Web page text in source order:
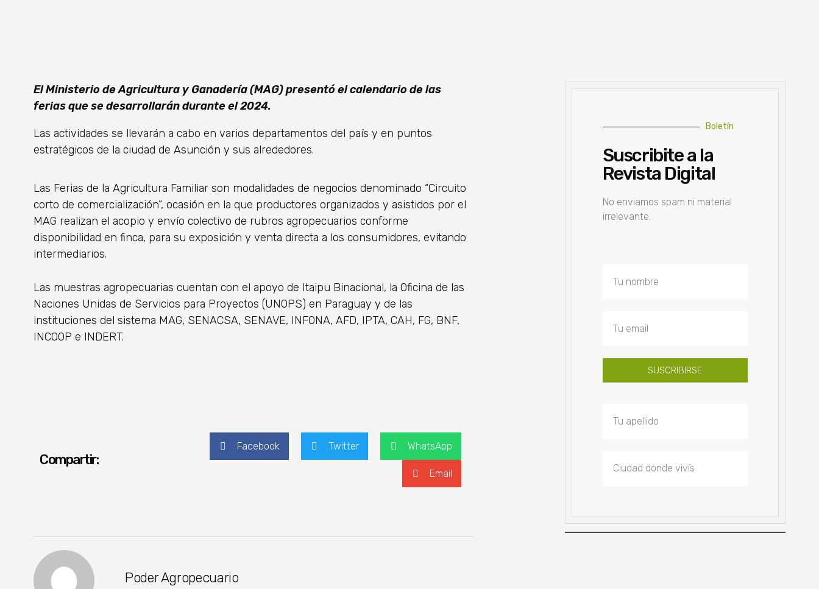
El Ministerio de Agricultura y Ganadería (MAG) presentó el calendario de las
ferias que se desarrollarán durante el 2024.
Las actividades se llevarán a cabo en varios departamentos del país y en puntos
estratégicos de la ciudad de Asunción y sus alrededores.
Las Ferias de la Agricultura Familiar son modalidades de negocios denominado “Circuito
corto de comercialización”, ocasión en la que productores organizados y asistidos por el
MAG realizan el acopio y envío colectivo de rubros agropecuarios conforme
disponibilidad en finca, para su exposición y venta directa a los consumidores, evitando
intermediarios.
Las muestras agropecuarias cuentan con el apoyo de Itaipu Binacional, la Oficina de las
Naciones Unidas de Servicios para Proyectos (UNOPS) en Paraguay y de las
instituciones del sistema MAG, SENACSA, SENAVE, INFONA, AFD, IPTA, CAH, FG, BNF,
INCOOP e INDERT.
Compartir:
Facebook Twitter WhatsApp
Email
Poder Agropecuario
Boletín
Suscribite a la
Revista Digital
No enviamos spam ni material
irrelevante.
SUSCRIBIRSE